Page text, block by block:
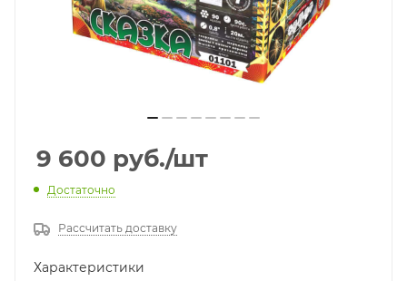
9 600 руб./шт
Достаточно
Рассчитать доставку
Характеристики